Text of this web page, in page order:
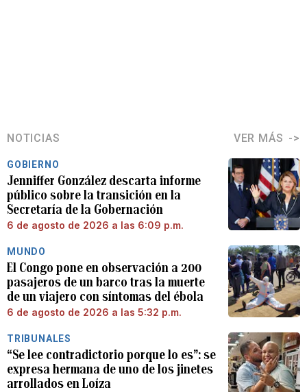
NOTICIAS VER MÁS
GOBIERNO
Jenniffer González descarta informe
público sobre la transición en la
Secretaría de la Gobernación
6 de agosto de 2026 a las 6:09 p.m.
MUNDO
El Congo pone en observación a 200
pasajeros de un barco tras la muerte
de un viajero con síntomas del ébola
6 de agosto de 2026 a las 5:32 p.m.
TRIBUNALES
“Se lee contradictorio porque lo es”: se
expresa hermana de uno de los jinetes
arrollados en Loíza